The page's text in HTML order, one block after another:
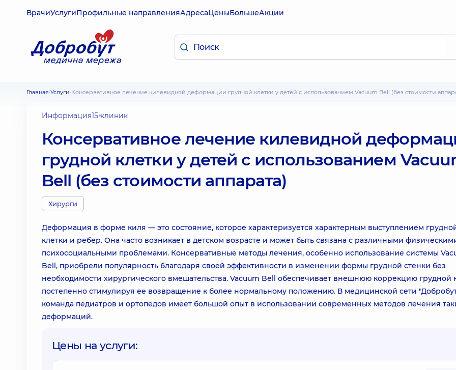
ВрачиУслугиПрофильные направленияАдресаЦеныБольшеАкции
Главная Услуги Консервативное лечение килевидной деформации грудной клетки у детей с использованием Vacuum Bell (без стоимости
Информация15 клиник
Консервативное лечение килевидной
грудной клетки у детей с использованием
Bell (без стоимости аппарата)
Хирурги
Деформация в форме киля — это состояние, которое характеризуется характерным выступлением
клетки и ребер. Она часто возникает в детском возрасте и может быть связана с различными
психосоциальными проблемами. Консервативные методы лечения, особенно использование системы
Bell, приобрели популярность благодаря своей эффективности в изменении формы грудной стенки без
необходимости хирургического вмешательства. Vacuum Bell обеспечивает внешнюю коррекцию грудной
постепенно стимулируя ее возвращение к более нормальному положению. В медицинской сети
команда педиатров и ортопедов имеет большой опыт в использовании современных методов лечения
деформаций.
Цены на услуги: